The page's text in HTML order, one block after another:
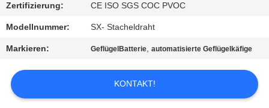
NACHRICHTEN
BITTE UM
ANGEBOT
Zertifizierung: CE ISO SGS COC PVOC
Modellnummer: SX- Stacheldraht
Markieren: GeflügelBatterie,automatisierte Geflügelkäfige
KONTAKT!